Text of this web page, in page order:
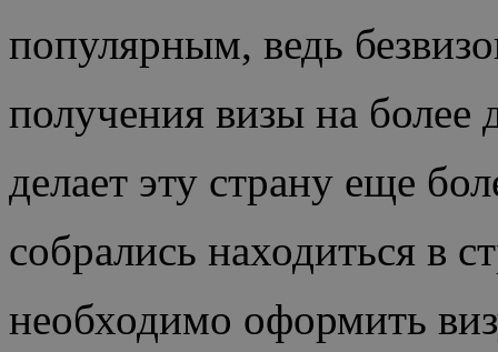
популярным, ведь
получения визы на более
делает эту страну еще
собрались находиться в
необходимо оформить